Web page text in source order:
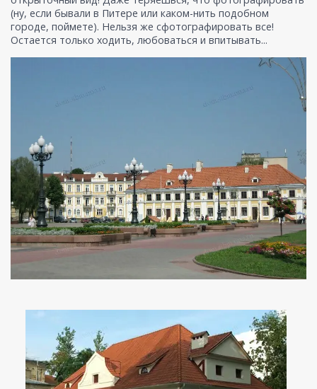
(ну, если бывали в Питере или каком-нить подобном
городе, поймете). Нельзя же сфотографировать все!
Остается только ходить, любоваться и впитывать...